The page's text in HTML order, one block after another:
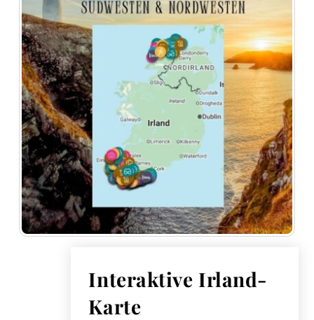
Interaktive Irland-
Karte